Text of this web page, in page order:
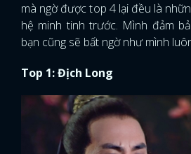
mà ngờ được top 4 lại đều là
hệ minh tinh trước. Mình đảm
bạn cũng sẽ bất ngờ như mình
Top 1: Địch Long